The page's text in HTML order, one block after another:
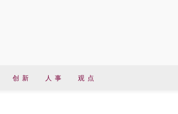
创 新 人 事 观 点